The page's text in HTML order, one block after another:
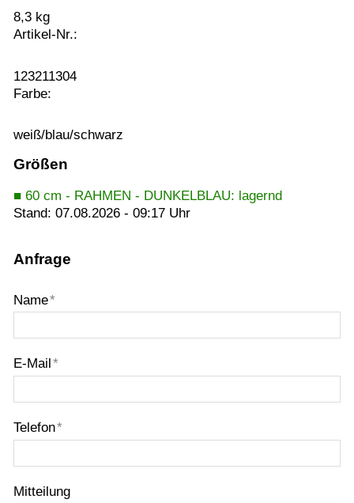
8,3 kg
Artikel-Nr.:
123211304
Farbe:
weiß/blau/schwarz
Größen
■ 60 cm - RAHMEN - DUNKELBLAU: lagernd
Stand: 07.08.2026 - 09:17 Uhr
Anfrage
Name*
E-Mail *
Telefon*
Mitteilung